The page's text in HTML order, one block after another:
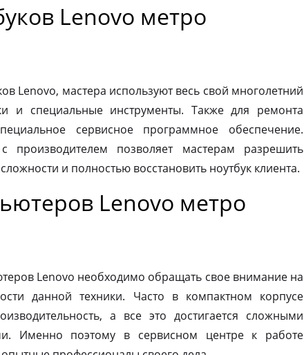
Lenovo метро
Lenovo, мастера используют весь свой многолетний
и специальные инструменты. Также для ремонта
сервисное программное обеспечение.
производителем позволяет мастерам разрешить
и полностью восстановить ноутбук клиента.
Lenovo метро
Lenovo необходимо обращать свое внимание на
данной техники. Часто в компактном корпусе
а все это достигается сложными
Именно поэтому в сервисном центре к работе